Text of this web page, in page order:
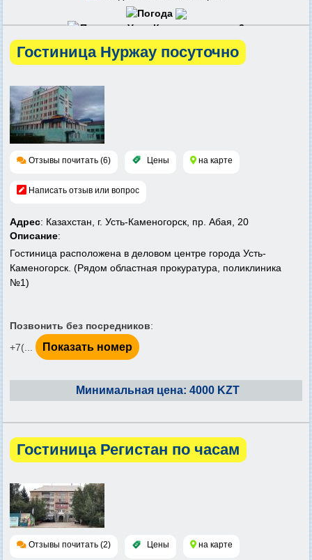
Гостиница Нуржау посуточно
Отзывы почитать (6) Цены на карте
Написать отзыв или вопрос
Адрес: Казахстан, г. Усть-Каменогорск, пр. Абая, 20
Описание:
Гостиница расположена в деловом центре города Усть-
Каменогорск. (Рядом областная прокуратура, поликлиника
№1)
Позвонить без посредников:
+7(...
Показать номер
Минимальная цена: 4000 KZT
Гостиница Регистан по часам
Отзывы почитать (2) Цены на карте